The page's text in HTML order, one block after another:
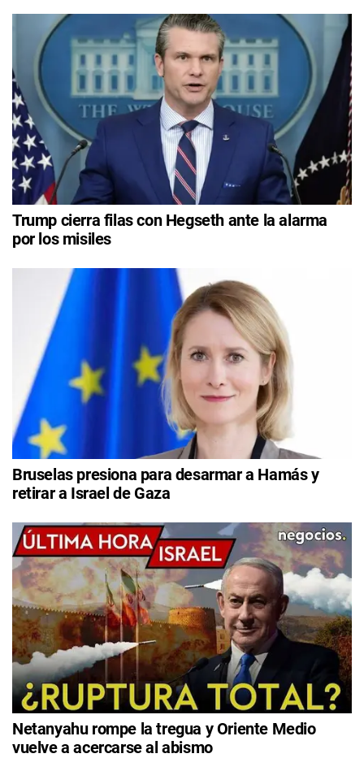
Trump cierra filas con Hegseth ante la alarma
por los misiles
Bruselas presiona para desarmar a Hamás y
retirar a Israel de Gaza
Netanyahu rompe la tregua y Oriente Medio
vuelve a acercarse al abismo